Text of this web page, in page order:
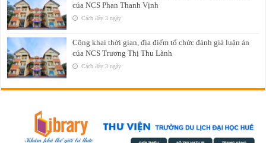
của NCS Phan Thanh Vịnh
Cách đây 3 ngày
Công khai thời gian, địa điểm tổ chức đánh giá luận án
của NCS Trương Thị Thu Lành
Cách đây 3 ngày